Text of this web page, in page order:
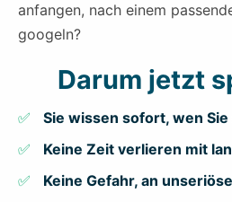
anfangen, nach einem
googeln?
Darum jetzt
Sie wissen sofort, wen
Keine Zeit verlieren mit
Keine Gefahr, an